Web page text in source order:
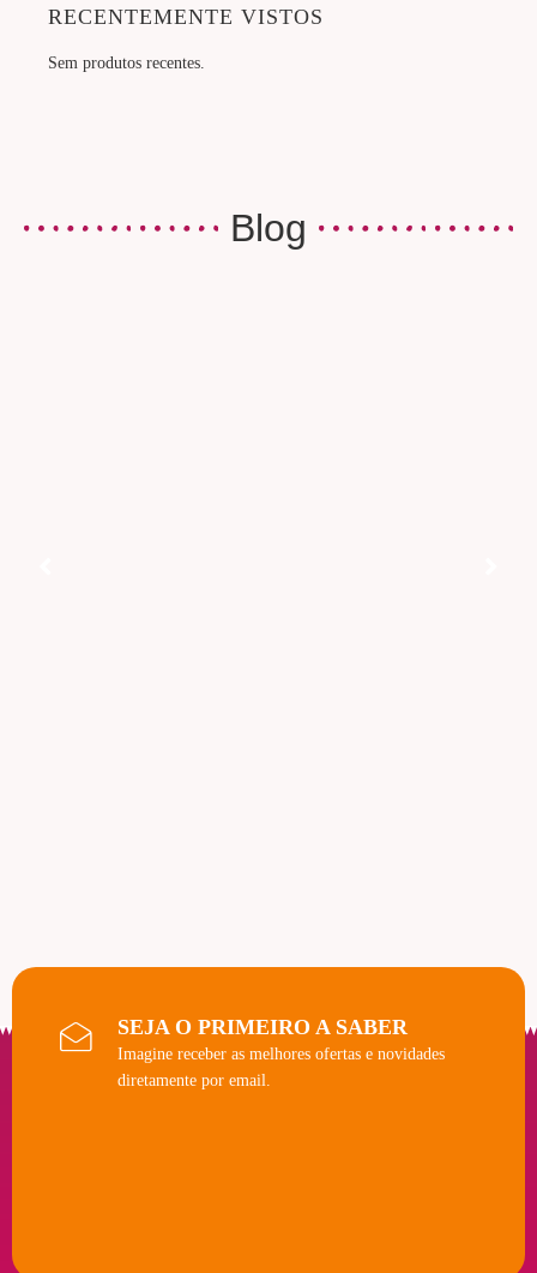
RECENTEMENTE VISTOS
Sem produtos recentes.
Blog
SEJA O PRIMEIRO A SABER
Imagine receber as melhores ofertas e novidades
diretamente por email.